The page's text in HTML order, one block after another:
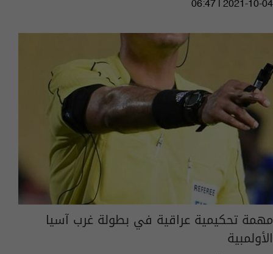
06:47 | 2021-10-04
مهمة تحكيمية عراقية في بطولة غرب آسيا
الأولمبية